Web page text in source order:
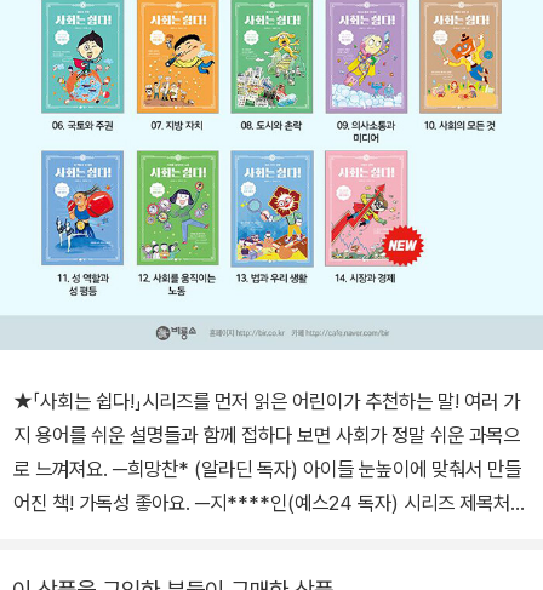
★「사회는 쉽다!」시리즈를 먼저 읽은 어린이가 추천하는 말! 여러 가
지 용어를 쉬운 설명들과 함께 접하다 보면 사회가 정말 쉬운 과목으
로 느껴져요. ─희망찬* (알라딘 독자) 아이들 눈높이에 맞춰서 만들
어진 책! 가독성 좋아요. ─지****인(예스24 독자) 시리즈 제목처럼